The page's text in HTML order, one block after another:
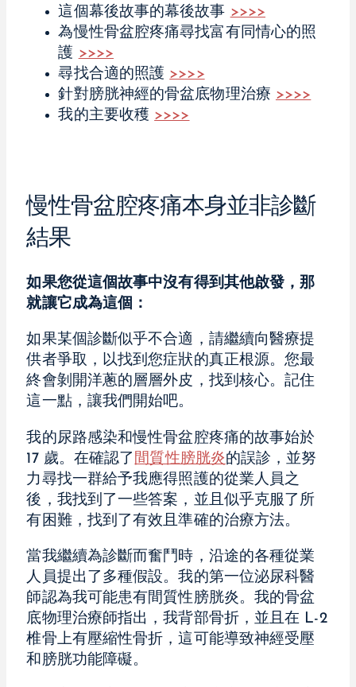
這個幕後故事的幕後故事 >>>>
為慢性骨盆腔疼痛尋找富有同情心的照
護 >>>>
尋找合適的照護 >>>>
針對膀胱神經的骨盆底物理治療 >>>>
我的主要收穫 >>>>
慢性骨盆腔疼痛本身並非診斷
結果
如果您從這個故事中沒有得到其他啟發，那
就讓它成為這個：
如果某個診斷似乎不合適，請繼續向醫療提
供者爭取，以找到您症狀的真正根源。您最
終會剝開洋蔥的層層外皮，找到核心。記住
這一點，讓我們開始吧。
我的尿路感染和慢性骨盆腔疼痛的故事始於
17 歲。在確認了 間質性膀胱炎的誤診，並努
力尋找一群給予我應得照護的從業人員之
後，我找到了一些答案，並且似乎克服了所
有困難，找到了有效且準確的治療方法。
當我繼續為診斷而奮鬥時，沿途的各種從業
人員提出了多種假設。我的第一位泌尿科醫
師認為我可能患有間質性膀胱炎。我的骨盆
底物理治療師指出，我背部骨折，並且在 L-2
椎骨上有壓縮性骨折，這可能導致神經受壓
和膀胱功能障礙。